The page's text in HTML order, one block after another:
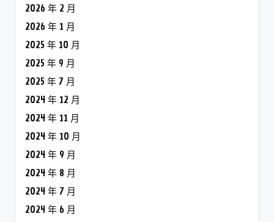
2026 年 2 月
2026 年 1 月
2025 年 10 月
2025 年 9 月
2025 年 7 月
2024 年 12 月
2024 年 11 月
2024 年 10 月
2024 年 9 月
2024 年 8 月
2024 年 7 月
2024 年 6 月